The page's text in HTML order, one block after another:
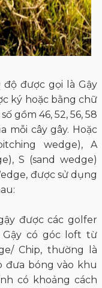
được gọi là Gậy
ký hoặc bằng chữ
gồm 46, 52, 56, 58
mỗi cây gây. Hoặc
wedge), A
S (sand wedge)
được sử dụng
được các golfer
có góc loft từ
Chip, thường là
đưa bóng vào khu
có khoảng cách